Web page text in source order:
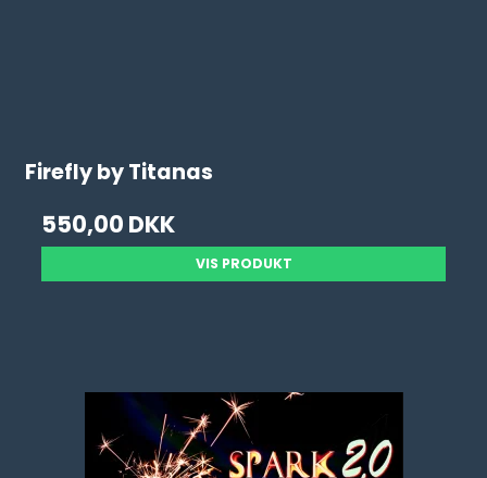
Firefly by Titanas
550,00 DKK
VIS PRODUKT